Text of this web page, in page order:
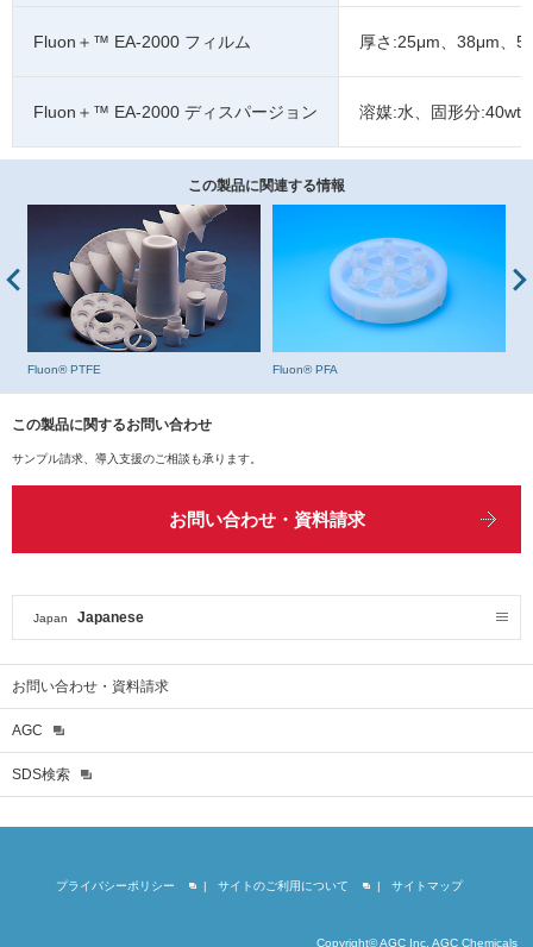
Fluon＋™ EA-2000 フィルム 厚さ:25μm、38μm、
Fluon＋™ EA-2000 ディスパージョン 溶媒:水、固形分
この製品に関連する情報
Fluon® PTFE Fluon® PFA
この製品に関するお問い合わせ
サンプル請求、導入支援のご相談も承ります。
お問い合わせ・資料請求
Japan Japanese
お問い合わせ・資料請求
AGC
SDS検索
プライバシーポリシー サイトのご利用について サイトマップ
Copyright© AGC Inc. AGC Chemicals